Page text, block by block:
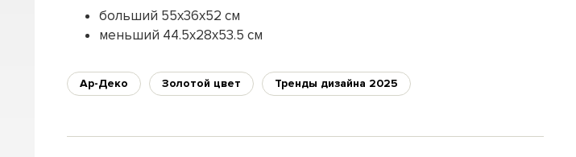
больший 55х36х52 см
меньший 44.5х28х53.5 см
Ар-Деко Золотой цвет Тренды дизайна 2025